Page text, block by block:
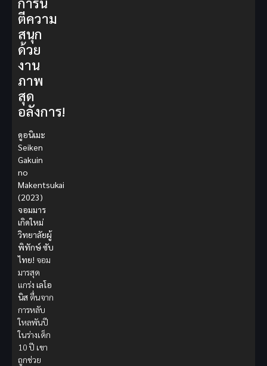
ตีความ
สนุก
ด้วย
งาน
ภาพ
สุด
อลังการ!
ดูอนิเมะ
Seiken
Gakuin
no
Makentsukai
(2023)
จอมมาร
เกิดใหม่
วิทยาลัยผู้
พิทักษ์ ซับ
ไทย! จอม
มารสุด
แกร่ง เลโอ
นิสตื่นจาก
การหลับ
ใหลพันปี
ในร่างเด็ก
10 ปี เขา
ถูกช่วย